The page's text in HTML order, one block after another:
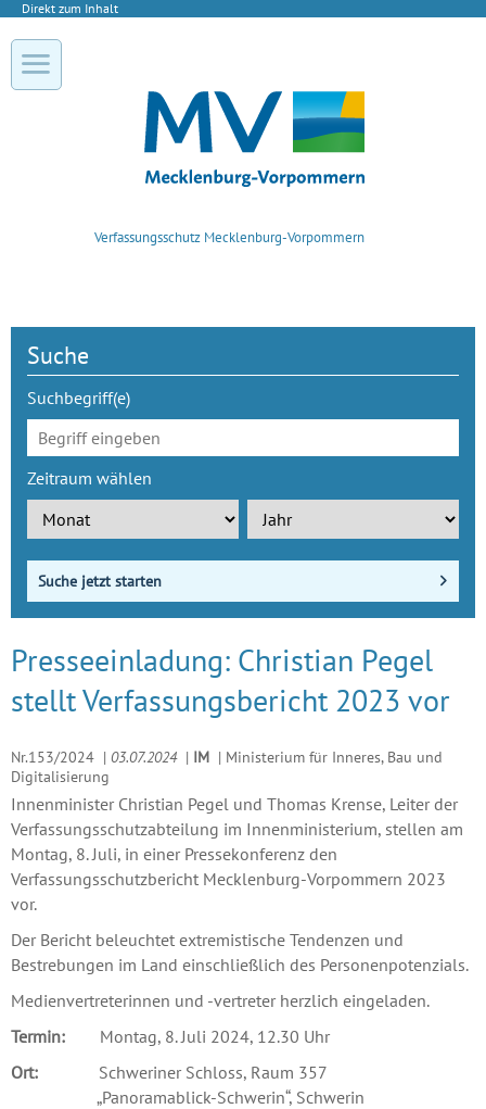
Direkt zum Inhalt
Verfassungsschutz Mecklenburg-Vorpommern
Suche
Suchbegriff(e)
Zeitraum wählen
Suche jetzt starten
Presseeinladung: Christian Pegel
stellt Verfassungsbericht 2023 vor
Nr.153/2024 | 03.07.2024 | IM | Ministerium für Inneres, Bau und
Digitalisierung
Innenminister Christian Pegel und Thomas Krense, Leiter der
Verfassungsschutzabteilung im Innenministerium, stellen am
Montag, 8. Juli, in einer Pressekonferenz den
Verfassungsschutzbericht Mecklenburg-Vorpommern 2023
vor.
Der Bericht beleuchtet extremistische Tendenzen und
Bestrebungen im Land einschließlich des Personenpotenzials.
Medienvertreterinnen und -vertreter herzlich eingeladen.
Termin: Montag, 8. Juli 2024, 12.30 Uhr
Ort: Schweriner Schloss, Raum 357
„Panoramablick-Schwerin“, Schwerin